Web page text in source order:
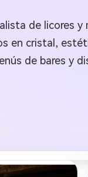
de licores y
en cristal,
de bares y